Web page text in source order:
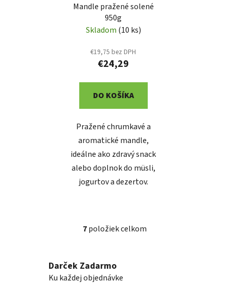
Mandle pražené solené
950g
Skladom (10 ks)
€19,75 bez DPH
€24,29
DO KOŠÍKA
Pražené chrumkavé a
aromatické mandle,
ideálne ako zdravý snack
alebo doplnok do müsli,
jogurtov a dezertov.
O
á
d
7položiek celkom
Darček Zadarmo
Ku každej objednávke